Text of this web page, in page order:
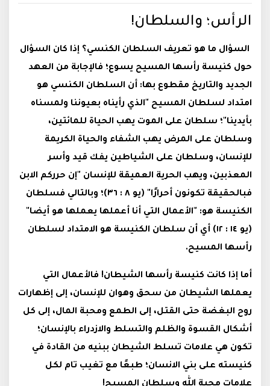
الرأس؛ والسلطان!
السؤال ما هو تعريف السلطان الكنسي؟ إذا كان السؤال
حول كنيسة رأسها المسيح يسوع؛ فالإجابة من العهد
الجديد والتاريخ مقطوع بها: أن السلطان الكنسي هو
امتداد لسلطان المسيح "الذي رأيناه بعيوننا ولمسناه
بأيدينا"؛ سلطان على الموت يهب الحياة للمائتين،
وسلطان على المرض يهب الشفاء والحياة الكريمة
للإنسان، وسلطان على الشياطين يفك قيد وأسر
المعذبين، ويهب الحرية العميقة للإنسان "إن حرركم الابن
فبالحقيقة تكونون أحرارًا" (يو ٨ : ٣٦)؛ وبالتالي فسلطان
الكنيسة هو: "الأعمال التي أنا أعملها يعملها هو أيضا"
(يو ١٤ : ١٢) أي أن سلطان الكنيسة هو الامتداد لسلطان
رأسها المسيح.
أما إذا كانت كنيسة رأسها الشيطان! فالأعمال التي
يعملها الشيطان من سحق وهوان للإنسان، إلى إظهارات
روح البغضة حتى القتل، إلى الطمع ومحبة المال، إلى كل
أشكال القسوة والظلم والتسلط والازدراء بالإنسان؛
تكون هي علامات تسلط الشيطان ببنيه من القادة في
كنيسته على بني الانسان؛ طبعًا مع تغيب تام لكل